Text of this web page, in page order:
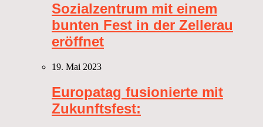
Sozialzentrum mit einem
bunten Fest in der Zellerau
eröffnet
19. Mai 2023
Europatag fusionierte mit
Zukunftsfest: